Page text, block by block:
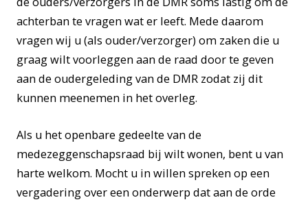
achterban te vragen wat er leeft. Mede daarom
vragen wij u (als ouder/verzorger) om zaken die u
graag wilt voorleggen aan de raad door te geven
aan de oudergeleding van de DMR zodat zij dit
kunnen meenemen in het overleg.
Als u het openbare gedeelte van de
medezeggenschapsraad bij wilt wonen, bent u van
harte welkom. Mocht u in willen spreken op een
vergadering over een onderwerp dat aan de orde